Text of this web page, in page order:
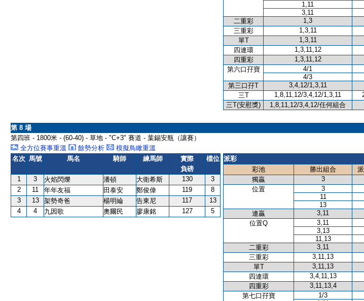
1,11
3,11
二重彩
1,3
三重彩
1,3,11
單T
1,3,11
四連環
1,3,11,12
四重彩
1,3,11,12
第六口孖寶
4/1
4/3
第三口孖T
3,4,12/1,3,11
三T
1,8,11,12/3,4,12/1,3,11
三T(安慰獎)
1,8,11,12/3,4,12/任何組合
第 8 場
第四班 - 1800米 - (60-40) - 草地 - "C+3" 賽道 - 葉錫安瓶（讓賽）
全方位賽事重溫
餘勢分析
模擬鳥瞰重溫
名次 馬號 馬名 騎師 練馬師
實際
負磅
檔位
1 3 火焰閃爍 潘頓 大衛希斯 130
3
2
11 年年友福 田泰安 鄭俊偉 119
8
3
13 架勢奇爸 楊明綸 告東尼 117
13
4
4 九因歌 奧爾民 廖康銘 127 5
派彩
彩池
勝出組合
獨贏
3
位置
3
11
13
連贏
3,11
位置Q
3,11
3,13
11,13
二重彩
3,11
三重彩
3,11,13
單T
3,11,13
四連環
3,4,11,13
四重彩
3,11,13,4
第七口孖寶
1/3